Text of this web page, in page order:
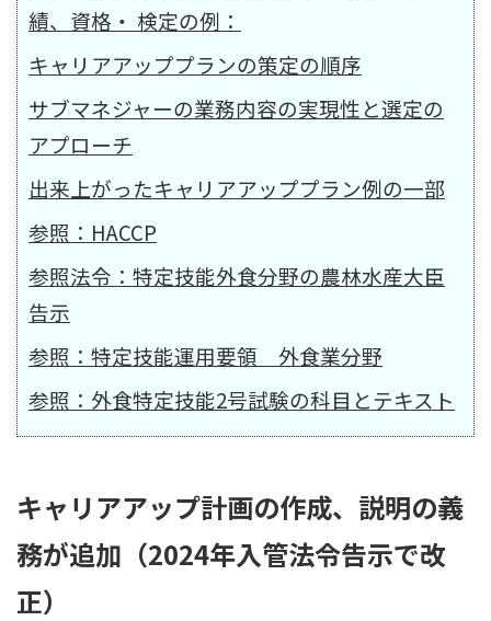
績、資格・ 検定の例：
キャリアアッププランの策定の順序
サブマネジャーの業務内容の実現性と選定の
アプローチ
出来上がったキャリアアッププラン例の一部
参照：HACCP
参照法令：特定技能外食分野の農林水産大臣
告示
参照：特定技能運用要領 外食業分野
参照：外食特定技能2号試験の科目とテキスト
キャリアアップ計画の作成、説明の義
務が追加（2024年入管法令告示で改
正）